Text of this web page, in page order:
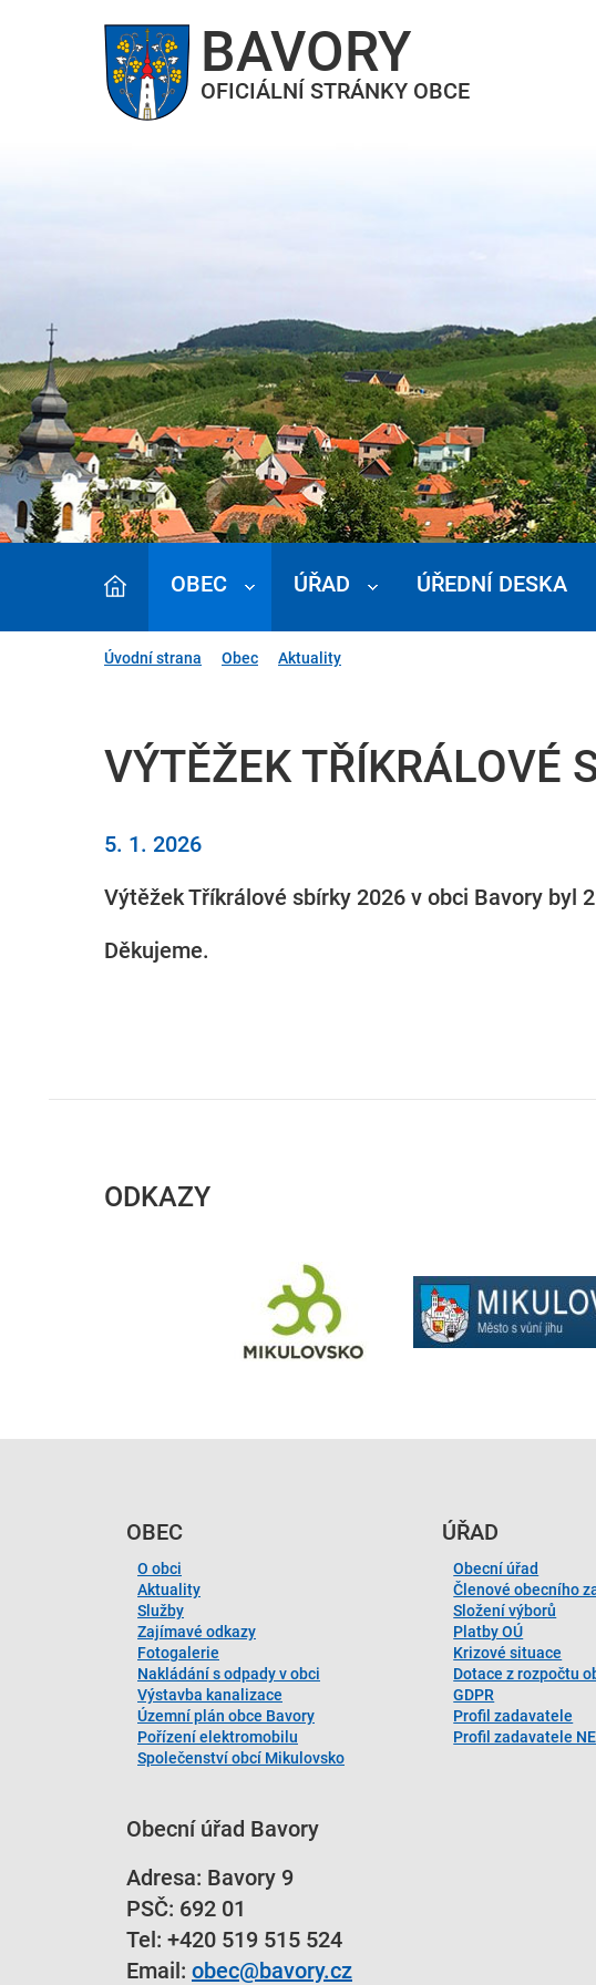
BAVORY
OFICIÁLNÍ STRÁNKY OBCE
OBEC ÚŘAD ÚŘEDNÍ DESKA
Úvodní strana Obec Aktuality
VÝTĚŽEK TŘÍKRÁLOVÉ
5. 1. 2026
Výtěžek Tříkrálové sbírky 2026 v obci Bavory byl
Děkujeme.
ODKAZY
OBEC
O obci
Aktuality
Služby
Zajímavé odkazy
Fotogalerie
Nakládání s odpady v obci
Výstavba kanalizace
Územní plán obce Bavory
Pořízení elektromobilu
Společenství obcí Mikulovsko
ÚŘAD
Obecní úřad
Členové obecního
Složení výborů
Platby OÚ
Krizové situace
Dotace z rozpočtu
GDPR
Profil zadavatele
Profil zadavatele
Obecní úřad Bavory
Adresa: Bavory 9
PSČ: 692 01
Tel: +420 519 515 524
Email: obec@bavory.cz